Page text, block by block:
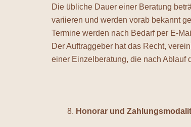
Die übliche Dauer einer Beratung
variieren und werden vorab bekannt
Termine werden nach Bedarf per E-
Der Auftraggeber hat das Recht,
einer Einzelberatung, die nach Ablauf
Honorar und